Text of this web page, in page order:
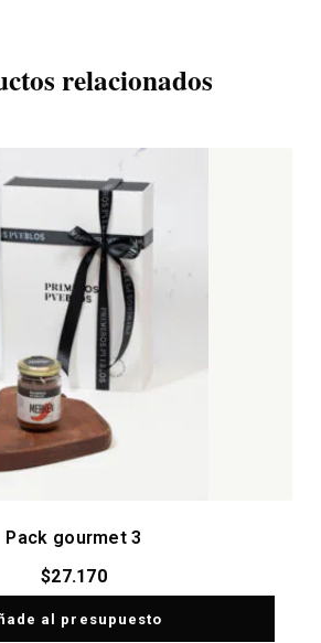
relacionados
Pack gourmet 3
$27.170
al presupuesto